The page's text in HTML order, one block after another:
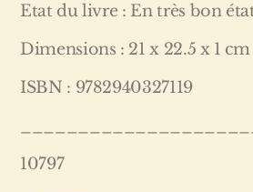
Etat du livre : En très bon
Dimensions : 21 x 22.5 x 1 cm
ISBN : 9782940327119
10797